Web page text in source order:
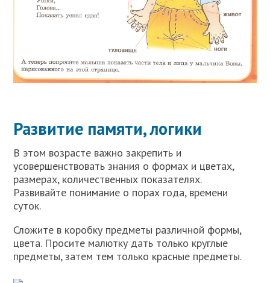
Развитие памяти, логики
В этом возрасте важно закрепить и
усовершенствовать знания о формах и цветах,
размерах, количественных показателях.
Развивайте понимание о порах года, времени
суток.
Сложите в коробку предметы различной формы,
цвета. Просите малютку дать только круглые
предметы, затем тем только красные предметы.